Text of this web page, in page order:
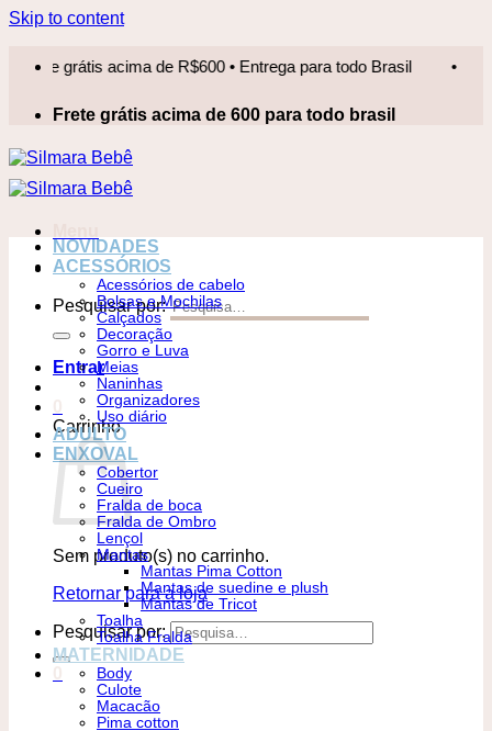
Skip to content
grátis acima de R$600 • Entrega para todo Brasil • Frete
Frete grátis acima de 600 para todo brasil
Pesquisar por:
Entrar
Carrinho
Sem produto(s) no carrinho.
Retornar para a loja
Pesquisar por:
NOVIDADES
ACESSÓRIOS
Acessórios de cabelo
Bolsas e Mochilas
Calçados
Decoração
Gorro e Luva
Meias
Naninhas
Organizadores
Uso diário
ADULTO
ENXOVAL
Cobertor
Cueiro
Fralda de boca
Fralda de Ombro
Lençol
Mantas
Mantas Pima Cotton
Mantas de suedine e plush
Mantas de Tricot
Toalha
Toalha Fralda
MATERNIDADE
Body
Culote
Macacão
Pima cotton